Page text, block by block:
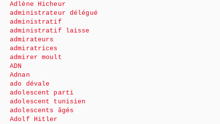
Adlène Hicheur
administrateur délégué
administratif
administratif laisse
admirateurs
admiratrices
admirer moult
ADN
Adnan
ado dévale
adolescent parti
adolescent tunisien
adolescents âgés
Adolf Hitler